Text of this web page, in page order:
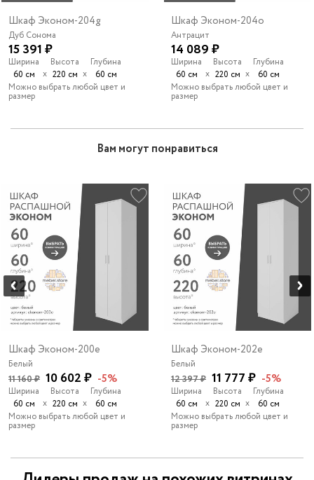
Шкаф Эконом-204g
Дуб Сонома
15 391 ₽
Ширина
60 см
х
Высота
220 см х
Глубина
60 см
Можно выбрать любой цвет и
размер
Шкаф Эконом-204o
Антрацит
14 089 ₽
Ширина
60 см
х
Высота
220 см х
Глубина
60 см
Можно выбрать любой цвет и
размер
Вам могут понравиться
Шкаф Эконом-200e
Белый
11 160 ₽ 10 602 ₽ -5%
Ширина
60 см
х
Высота
220 см х
Глубина
60 см
Можно выбрать любой цвет и
размер
Шкаф Эконом-202e
Белый
12 397 ₽ 11 777 ₽ -5%
Ширина
60 см
х
Высота
220 см х
Глубина
60 см
Можно выбрать любой цвет и
размер